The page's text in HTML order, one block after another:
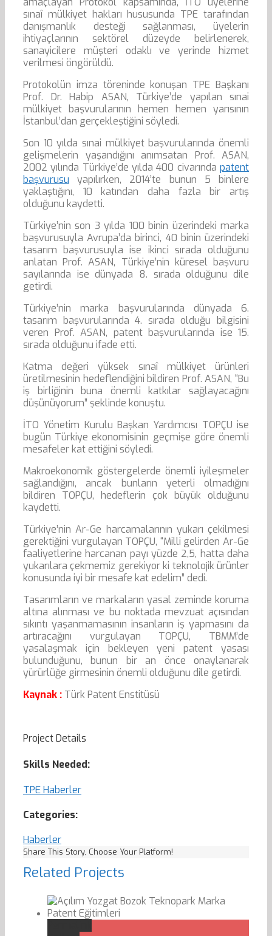
sınaî mülkiyet hakları hususunda TPE tarafından
danışmanlık desteği sağlanması, üyelerin
ihtiyaçlarının sektörel düzeyde belirlenerek,
sanayicilere müşteri odaklı ve yerinde hizmet
verilmesi öngörüldü.
Protokolün imza töreninde konuşan TPE Başkanı
Prof. Dr. Habip ASAN, Türkiye’de yapılan sınai
mülkiyet başvurularının hemen hemen yarısının
İstanbul’dan gerçekleştiğini söyledi.
Son 10 yılda sınai mülkiyet başvurularında önemli
gelişmelerin yaşandığını anımsatan Prof. ASAN,
2002 yılında Türkiye’de yılda 400 civarında patent
başvurusu yapılırken, 2014’te bunun 5 binlere
yaklaştığını, 10 katından daha fazla bir artış
olduğunu kaydetti.
Türkiye’nin son 3 yılda 100 binin üzerindeki marka
başvurusuyla Avrupa’da birinci, 40 binin üzerindeki
tasarım başvurusuyla ise ikinci sırada olduğunu
anlatan Prof. ASAN, Türkiye’nin küresel başvuru
sayılarında ise dünyada 8. sırada olduğunu dile
getirdi.
Türkiye’nin marka başvurularında dünyada 6.
tasarım başvurularında 4. sırada olduğu bilgisini
veren Prof. ASAN, patent başvurularında ise 15.
sırada olduğunu ifade etti.
Katma değeri yüksek sınaî mülkiyet ürünleri
üretilmesinin hedeflendiğini bildiren Prof. ASAN, “Bu
iş birliğinin buna önemli katkılar sağlayacağını
düşünüyorum” şeklinde konuştu.
İTO Yönetim Kurulu Başkan Yardımcısı TOPÇU ise
bugün Türkiye ekonomisinin geçmişe göre önemli
mesafeler kat ettiğini söyledi.
Makroekonomik göstergelerde önemli iyileşmeler
sağlandığını, ancak bunların yeterli olmadığını
bildiren TOPÇU, hedeflerin çok büyük olduğunu
kaydetti.
Türkiye’nin Ar-Ge harcamalarının yukarı çekilmesi
gerektiğini vurgulayan TOPÇU, “Milli gelirden Ar-Ge
faaliyetlerine harcanan payı yüzde 2,5, hatta daha
yukarılara çekmemiz gerekiyor ki teknolojik ürünler
konusunda iyi bir mesafe kat edelim” dedi.
Tasarımların ve markaların yasal zeminde koruma
altına alınması ve bu noktada mevzuat açısından
sıkıntı yaşanmamasının insanların iş yapmasını da
artıracağını vurgulayan TOPÇU, TBMM’de
yasalaşmak için bekleyen yeni patent yasası
bulunduğunu, bunun bir an önce onaylanarak
yürürlüğe girmesinin önemli olduğunu dile getirdi.
Kaynak : Türk Patent Enstitüsü
Project Details
Skills Needed:
TPE Haberler
Categories:
Haberler
Share This Story, Choose Your Platform!
Related Projects